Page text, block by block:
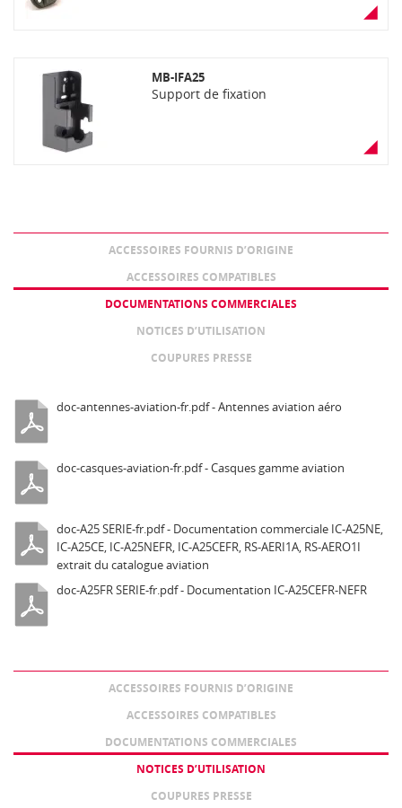
MB-IFA25
Support de fixation
ACCESSOIRES FOURNIS D’ORIGINE
ACCESSOIRES COMPATIBLES
DOCUMENTATIONS COMMERCIALES
NOTICES D’UTILISATION
COUPURES PRESSE
doc-antennes-aviation-fr.pdf - Antennes aviation aéro
doc-casques-aviation-fr.pdf - Casques gamme aviation
doc-A25 SERIE-fr.pdf - Documentation commerciale IC-A25NE,
IC-A25CE, IC-A25NEFR, IC-A25CEFR, RS-AERI1A, RS-AERO1I
extrait du catalogue aviation
doc-A25FR SERIE-fr.pdf - Documentation IC-A25CEFR-NEFR
ACCESSOIRES FOURNIS D’ORIGINE
ACCESSOIRES COMPATIBLES
DOCUMENTATIONS COMMERCIALES
NOTICES D’UTILISATION
COUPURES PRESSE